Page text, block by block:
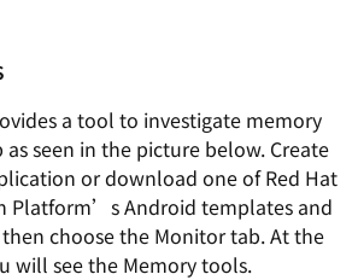
a tool to investigate memory
seen in the picture below. Create
or download one of Red Hat
Platform’s Android templates and
choose the Monitor tab. At the
will see the Memory tools.